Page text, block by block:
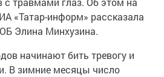
«Татар-информ» рассказала
Элина Минхузина.
начинают бить тревогу и
В зимние месяцы число